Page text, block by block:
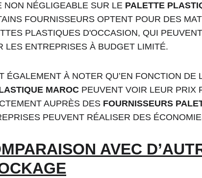
NON NÉGLIGEABLE SUR LE PALETTE
FOURNISSEURS OPTENT POUR DES
PLASTIQUES D'OCCASION, QUI
LES ENTREPRISES À BUDGET LIMITÉ.
ÉGALEMENT À NOTER QU’EN FONCTION DE
MAROC PEUVENT VOIR LEUR PRIX
AUPRÈS DES FOURNISSEURS
PEUVENT RÉALISER DES
AVEC